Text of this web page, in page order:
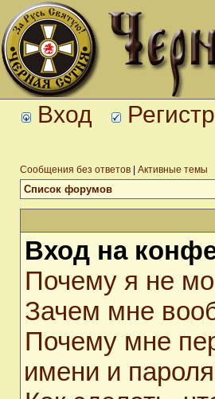
Вход
Сообщения без ответов Активные темы
Список форумов
Вход на
Почему я не
Зачем мне
Почему мне
имени и